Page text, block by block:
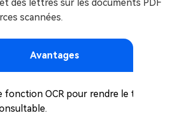
des lettres sur les documents PDF
scannées.
Avantages
fonction OCR pour rendre le texte